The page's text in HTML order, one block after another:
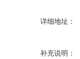
详细地址：
补充说明：